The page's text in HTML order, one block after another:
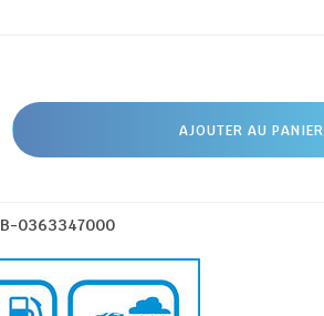
AJOUTER AU PANIER
B-0363347000